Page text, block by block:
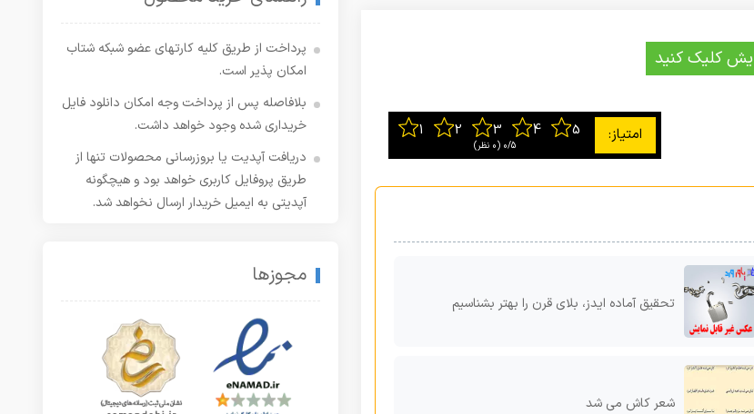
کلیک کنید
0/5 ‫(0 نظر)
تحقیق آماده ایدز، بلاى قرن را بهتر بشناسیم
شعر کاش می شد
پرداخت از طریق کلیه کارتهای عضو شبکه شتاب
امکان پذیر است.
بلافاصله پس از پرداخت وجه امکان دانلود فایل
خریداری شده وجود خواهد داشت.
دریافت آپدیت یا بروزرسانی محصولات تنها از
طریق پروفایل کاربری خواهد بود و هیچگونه
آپدیتی به ایمیل خریدار ارسال نخواهد شد.
مجوزها